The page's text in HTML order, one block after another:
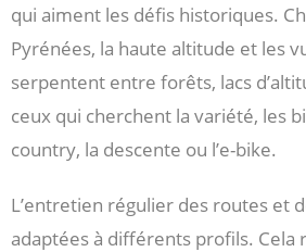
qui aiment les défis historiques.
Pyrénées, la haute altitude et les
serpentent entre forêts, lacs
ceux qui cherchent la variété, les
country, la descente ou l’e-bike.
L’entretien régulier des routes et
adaptées à différents profils. Cela